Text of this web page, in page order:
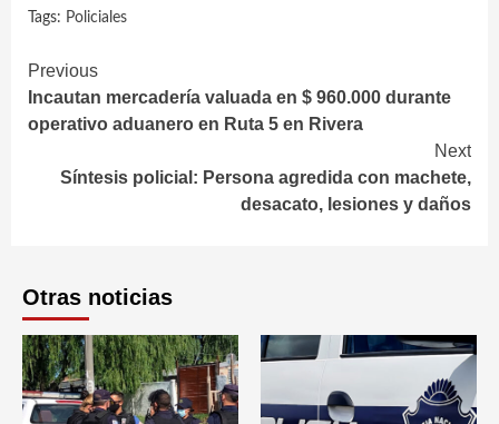
Tags: Policiales
Continue
Reading
Previous
Incautan mercadería valuada en $ 960.000 durante
operativo aduanero en Ruta 5 en Rivera
Next
Síntesis policial: Persona agredida con machete,
desacato, lesiones y daños
Otras noticias